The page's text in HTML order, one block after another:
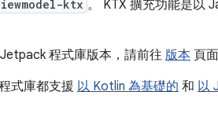
ktx 。 KTX 擴充功能是以
程式庫版本，請前往版本 頁面
式庫都支援 以 Kotlin 為基礎的 和 以